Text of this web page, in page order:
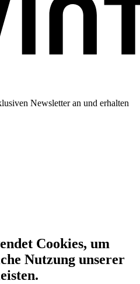
Newsletter an und erhalten
Cookies, um
Nutzung unserer